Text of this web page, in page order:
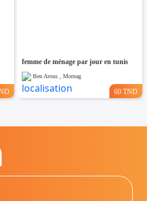
femme de ménage par jour en tunis
Ben Arous , Mornag
60 TND